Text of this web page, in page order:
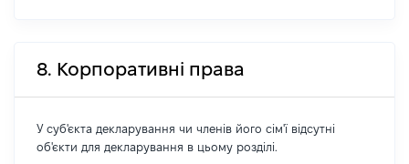
8. Корпоративні права
У суб'єкта декларування чи членів його сім'ї відсутні
об'єкти для декларування в цьому розділі.